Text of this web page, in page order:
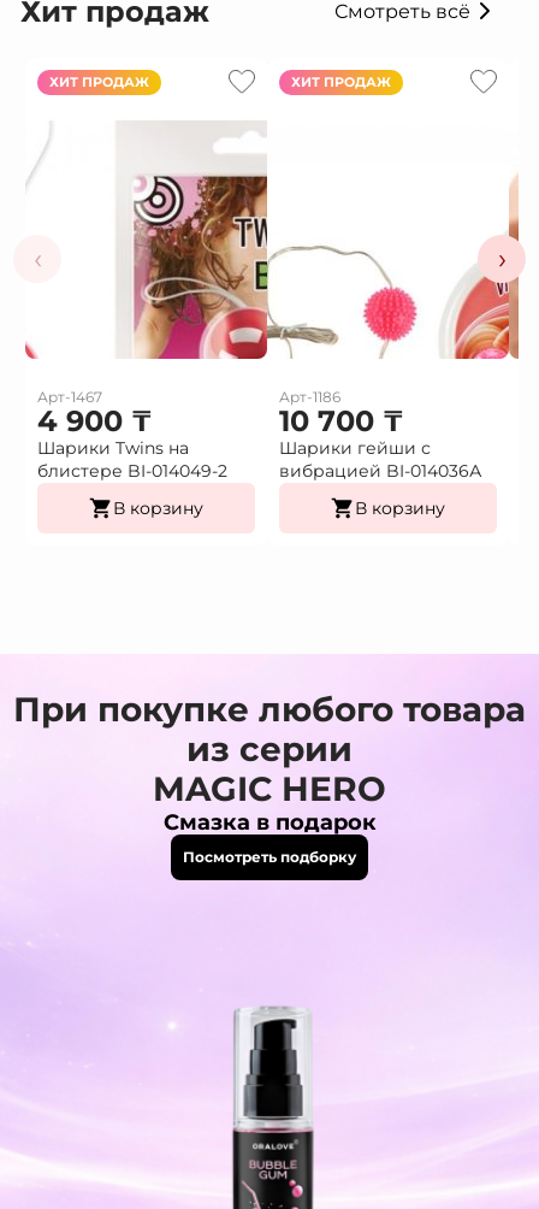
Хит продаж Смотреть всё
‹
ХИТ ПРОДАЖ
Арт-1467
4 900 ₸
Шарики Twins на
блистере BI-014049-2
В корзину
ХИТ ПРОДАЖ
Арт-1186
10 700 ₸
Шарики гейши с
вибрацией BI-014036А
В корзину
›
При покупке любого товара
из серии
MAGIC HERO
Смазка в подарок
Посмотреть подборку